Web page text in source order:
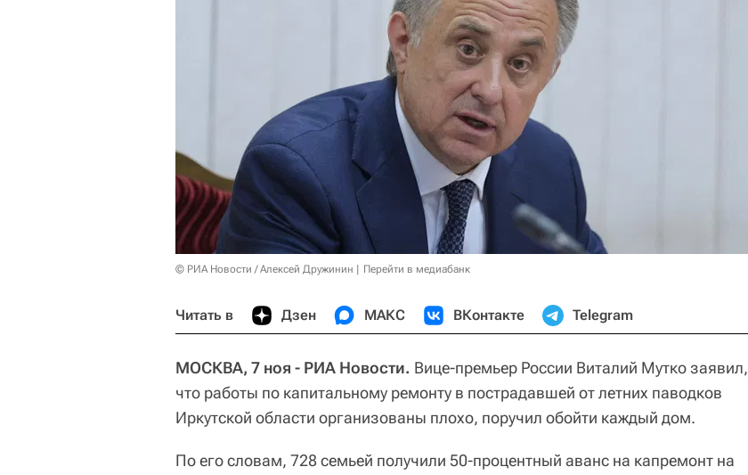
© РИА Новости / Алексей Дружинин Перейти в медиабанк
Читать в Дзен МАКС ВКонтакте Telegram
МОСКВА, 7 ноя - РИА Новости. Вице-премьер России Виталий Мутко заявил,
что работы по капитальному ремонту в пострадавшей от летних паводков
Иркутской области организованы плохо, поручил обойти каждый дом.
По его словам, 728 семьей получили 50-процентный аванс на капремонт на